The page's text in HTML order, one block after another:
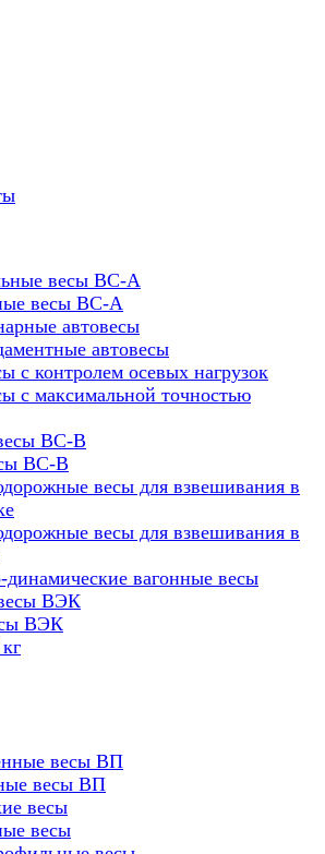
весы ВС-А
автовесы
автовесы
с контролем осевых нагрузок
с максимальной точностью
ВС-В
весы для взвешивания в
весы для взвешивания в
динамические вагонные весы
ВЭК
весы ВП
весы
весы